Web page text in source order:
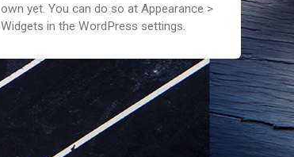
own yet. You can do so at Appearance >
Widgets in the WordPress settings.